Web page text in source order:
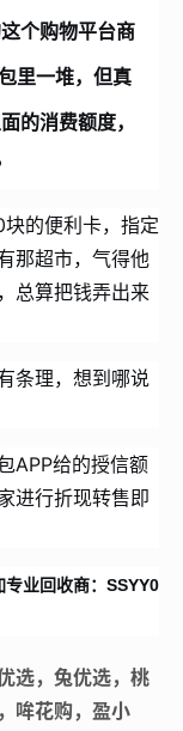
个购物平台商
里一堆，但真
的消费额度，
的便利卡，指定
那超市，气得他
总算把钱弄出来
条理，想到哪说
APP给的授信额
进行折现转售即
业回收商：SSYY0
选，兔优选，桃
哞花购，盈小